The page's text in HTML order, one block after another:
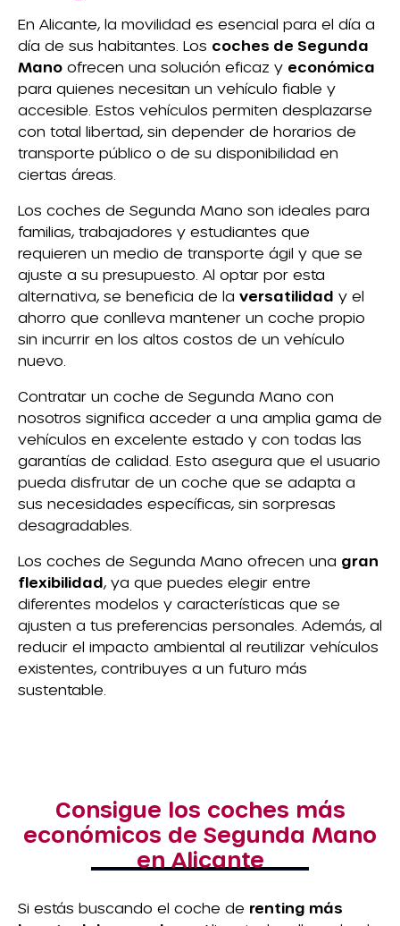
En Alicante, la movilidad es esencial para el día a
día de sus habitantes. Los coches de Segunda
Mano ofrecen una solución eficaz y económica
para quienes necesitan un vehículo fiable y
accesible. Estos vehículos permiten desplazarse
con total libertad, sin depender de horarios de
transporte público o de su disponibilidad en
ciertas áreas.
Los coches de Segunda Mano son ideales para
familias, trabajadores y estudiantes que
requieren un medio de transporte ágil y que se
ajuste a su presupuesto. Al optar por esta
alternativa, se beneficia de la versatilidad y el
ahorro que conlleva mantener un coche propio
sin incurrir en los altos costos de un vehículo
nuevo.
Contratar un coche de Segunda Mano con
nosotros significa acceder a una amplia gama de
vehículos en excelente estado y con todas las
garantías de calidad. Esto asegura que el usuario
pueda disfrutar de un coche que se adapta a
sus necesidades específicas, sin sorpresas
desagradables.
Los coches de Segunda Mano ofrecen una gran
flexibilidad, ya que puedes elegir entre
diferentes modelos y características que se
ajusten a tus preferencias personales. Además, al
reducir el impacto ambiental al reutilizar vehículos
existentes, contribuyes a un futuro más
sustentable.
Consigue los coches más
económicos de Segunda Mano
en Alicante
Si estás buscando el coche de renting más